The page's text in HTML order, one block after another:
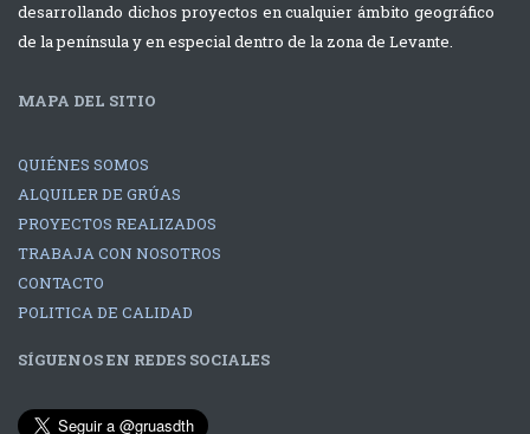
Montaje de
Acondicionado
220tns Terex
Explorer 5800
Carga de
desarrollando dichos proyectos en cualquier ámbito geográfico
de la península y en especial dentro de la zona de Levante.
MAPA DEL SITIO
QUIÉNES SOMOS
ALQUILER DE GRÚAS
PROYECTOS REALIZADOS
TRABAJA CON NOSOTROS
CONTACTO
POLITICA DE CALIDAD
SÍGUENOS EN REDES SOCIALES